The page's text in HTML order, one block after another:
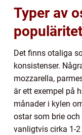
Typer av
populäritet
Det finns otaliga
konsistenser.
mozzarella,
är ett exempel på
månader i kylen
ostar som brie
vanligtvis cirka 1-